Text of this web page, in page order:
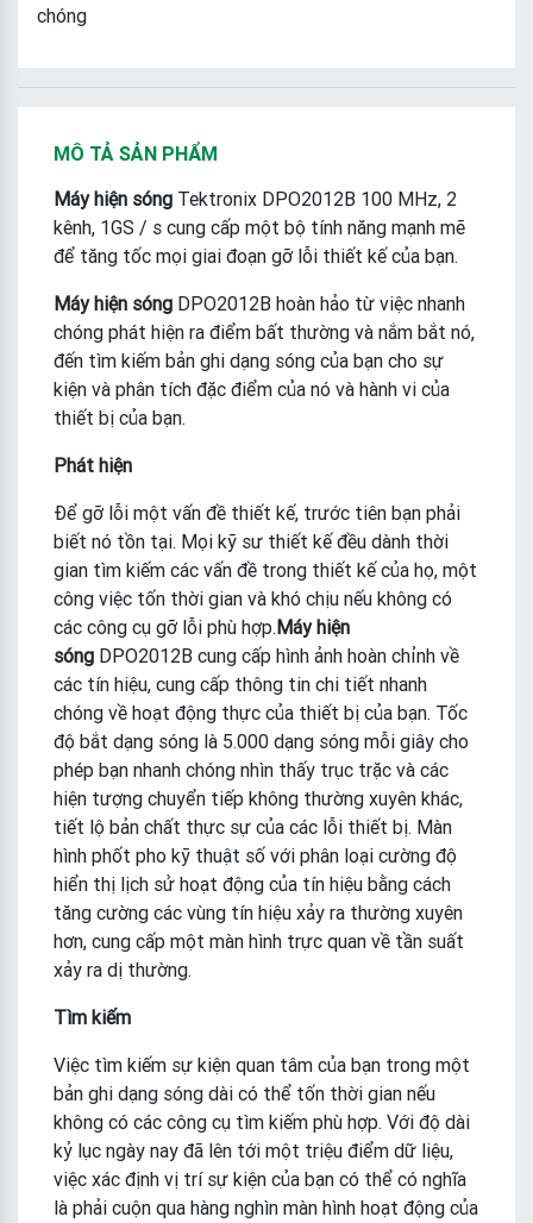
chóng
MÔ TẢ SẢN PHẨM
Máy hiện sóng Tektronix DPO2012B 100 MHz, 2
kênh, 1GS / s cung cấp một bộ tính năng mạnh mẽ
để tăng tốc mọi giai đoạn gỡ lỗi thiết kế của bạn.
Máy hiện sóng DPO2012B hoàn hảo từ việc nhanh
chóng phát hiện ra điểm bất thường và nắm bắt nó,
đến tìm kiếm bản ghi dạng sóng của bạn cho sự
kiện và phân tích đặc điểm của nó và hành vi của
thiết bị của bạn.
Phát hiện
Để gỡ lỗi một vấn đề thiết kế, trước tiên bạn phải
biết nó tồn tại. Mọi kỹ sư thiết kế đều dành thời
gian tìm kiếm các vấn đề trong thiết kế của họ, một
công việc tốn thời gian và khó chịu nếu không có
các công cụ gỡ lỗi phù hợp.Máy hiện
sóng DPO2012B cung cấp hình ảnh hoàn chỉnh về
các tín hiệu, cung cấp thông tin chi tiết nhanh
chóng về hoạt động thực của thiết bị của bạn. Tốc
độ bắt dạng sóng là 5.000 dạng sóng mỗi giây cho
phép bạn nhanh chóng nhìn thấy trục trặc và các
hiện tượng chuyển tiếp không thường xuyên khác,
tiết lộ bản chất thực sự của các lỗi thiết bị. Màn
hình phốt pho kỹ thuật số với phân loại cường độ
hiển thị lịch sử hoạt động của tín hiệu bằng cách
tăng cường các vùng tín hiệu xảy ra thường xuyên
hơn, cung cấp một màn hình trực quan về tần suất
xảy ra dị thường.
Tìm kiếm
Việc tìm kiếm sự kiện quan tâm của bạn trong một
bản ghi dạng sóng dài có thể tốn thời gian nếu
không có các công cụ tìm kiếm phù hợp. Với độ dài
kỷ lục ngày nay đã lên tới một triệu điểm dữ liệu,
việc xác định vị trí sự kiện của bạn có thể có nghĩa
là phải cuộn qua hàng nghìn màn hình hoạt động của